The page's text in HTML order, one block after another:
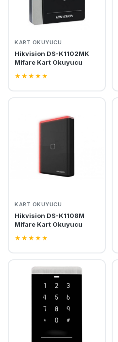
KART OKUYUCU
Hikvision DS-K1102MK
Mifare Kart Okuyucu
★★★★★
KART OKUYUCU
Hikvision DS-K1108M
Mifare Kart Okuyucu
★★★★★